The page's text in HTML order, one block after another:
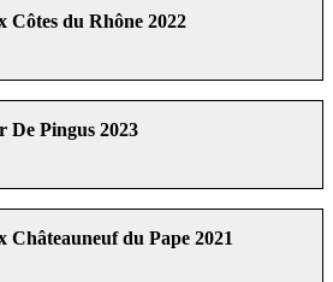
Côtes du Rhône 2022
De Pingus 2023
Châteauneuf du Pape 2021